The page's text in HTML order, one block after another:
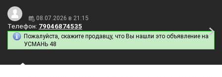
08.07.2026 в 21:15
Телефон: 79046874535
Пожалуйста, скажите продавцу, что Вы нашли это объявление на
УСМАНЬ 48